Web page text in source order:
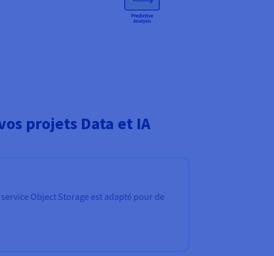
projets Data et IA
Object Storage est adapté pour de